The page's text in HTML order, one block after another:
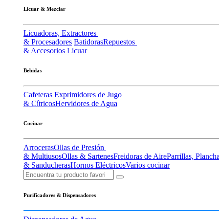
Licuar & Mezclar
Licuadoras, Extractores
& Procesadores BatidorasRepuestos
& Accesorios Licuar
Bebidas
Cafeteras Exprimidores de Jugo
& CítricosHervidores de Agua
Cocinar
ArrocerasOllas de Presión
& MultiusosOllas & SartenesFreidoras de AireParrillas,
& SanducherasHornos EléctricosVarios cocinar
Purificadores & Dispensadores